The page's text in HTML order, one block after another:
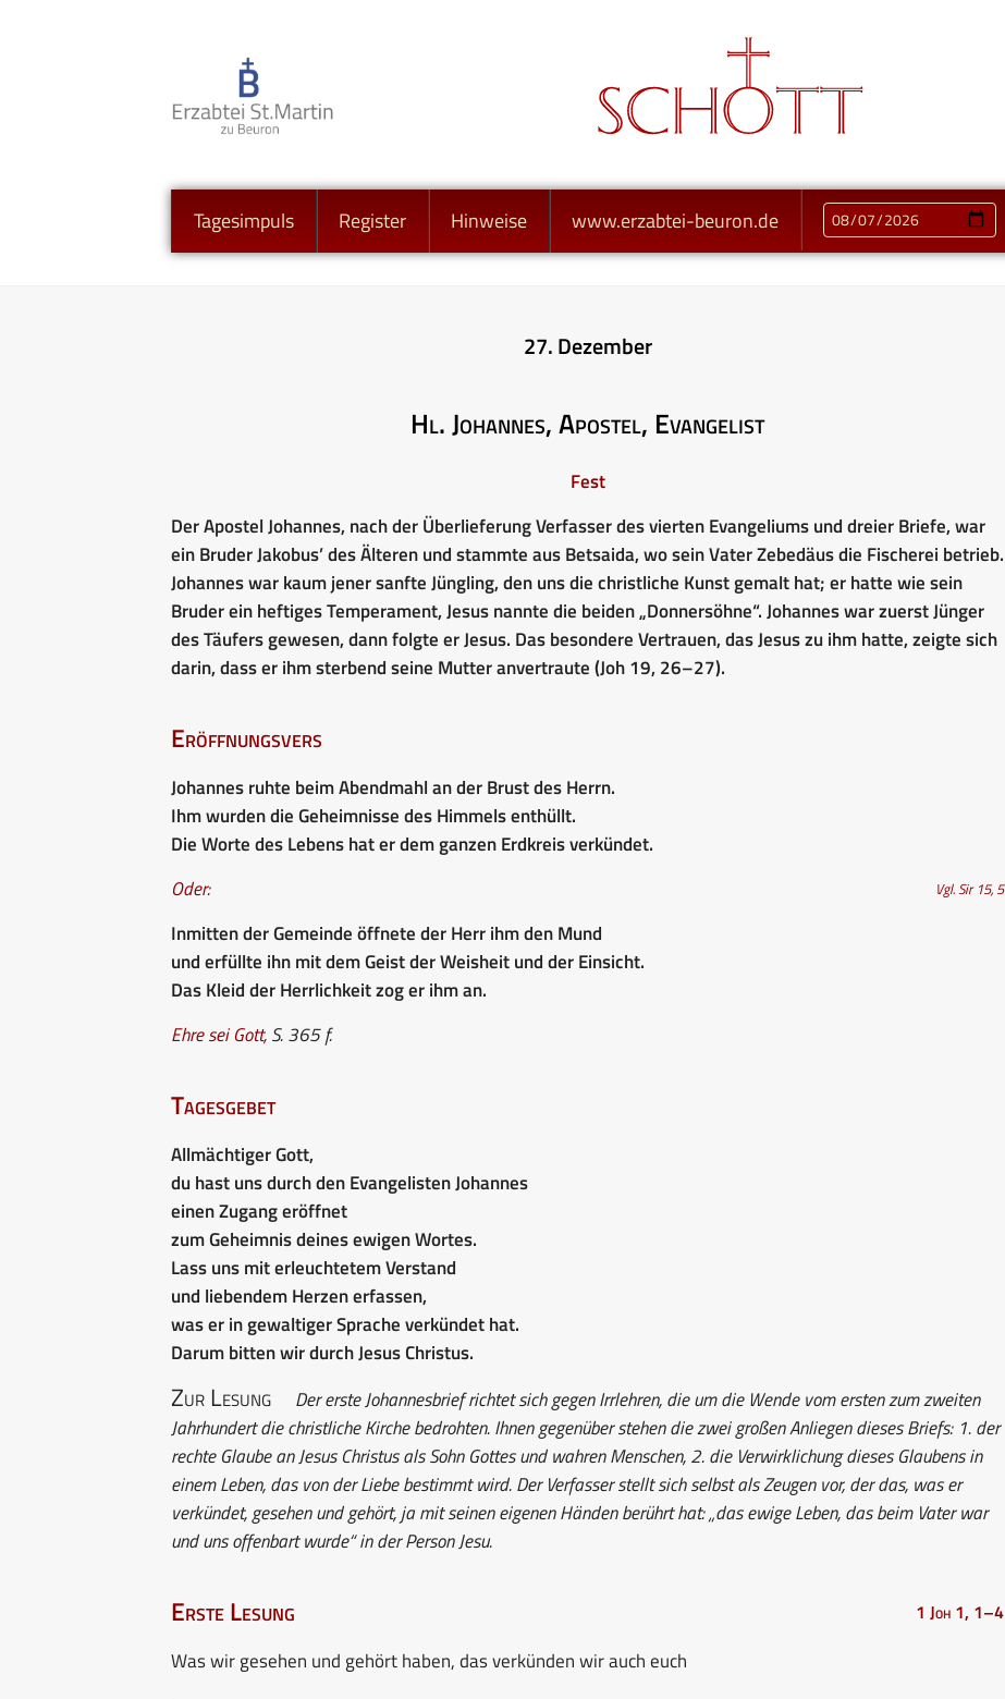
Tagesimpuls Register Hinweise www.erzabtei-beuron.de
27. Dezember
Hl. Johannes, Apostel, Evangelist
Fest
Der Apostel Johannes, nach der Überlieferung Verfasser des vierten Evangeliums und dreier Briefe, war
ein Bruder Jakobus’ des Älteren und stammte aus Betsaida, wo sein Vater Zebedäus die Fischerei betrieb.
Johannes war kaum jener sanfte Jüngling, den uns die christliche Kunst gemalt hat; er hatte wie sein
Bruder ein heftiges Temperament, Jesus nannte die beiden „Donnersöhne“. Johannes war zuerst Jünger
des Täufers gewesen, dann folgte er Jesus. Das besondere Vertrauen, das Jesus zu ihm hatte, zeigte sich
darin, dass er ihm sterbend seine Mutter anvertraute (Joh 19, 26–27).
Eröffnungsvers
Johannes ruhte beim Abendmahl an der Brust des Herrn.
Ihm wurden die Geheimnisse des Himmels enthüllt.
Die Worte des Lebens hat er dem ganzen Erdkreis verkündet.
Oder:
Vgl. Sir 15, 5
Inmitten der Gemeinde öffnete der Herr ihm den Mund
und erfüllte ihn mit dem Geist der Weisheit und der Einsicht.
Das Kleid der Herrlichkeit zog er ihm an.
Ehre sei Gott,S. 365 f.
Tagesgebet
Allmächtiger Gott,
du hast uns durch den Evangelisten Johannes
einen Zugang eröffnet
zum Geheimnis deines ewigen Wortes.
Lass uns mit erleuchtetem Verstand
und liebendem Herzen erfassen,
was er in gewaltiger Sprache verkündet hat.
Darum bitten wir durch Jesus Christus.
Zur Lesung
Der erste Johannesbrief richtet sich gegen Irrlehren, die um die Wende vom ersten zum zweiten
Jahrhundert die christliche Kirche bedrohten. Ihnen gegenüber stehen die zwei großen Anliegen dieses Briefs: 1. der
rechte Glaube an Jesus Christus als Sohn Gottes und wahren Menschen, 2. die Verwirklichung dieses Glaubens in
einem Leben, das von der Liebe bestimmt wird. Der Verfasser stellt sich selbst als Zeugen vor, der das, was er
verkündet, gesehen und gehört, ja mit seinen eigenen Händen berührt hat: „das ewige Leben, das beim Vater war
und uns offenbart wurde“ in der Person Jesu.
Erste Lesung 1 Joh 1, 1–4
Was wir gesehen und gehört haben, das verkünden wir auch euch